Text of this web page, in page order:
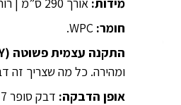
חומר:
התקנה עצמית פשוטה (DIY):
ומהירה. כל מה שצריך זה
אופן הדבקה: דבק סופר 7 הייטק.